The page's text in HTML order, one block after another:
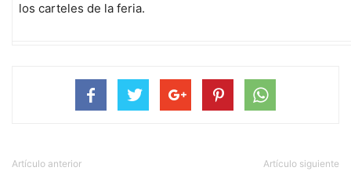
los carteles de la feria.
Artículo anterior Artículo siguiente